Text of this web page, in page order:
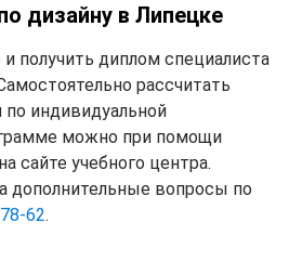
дизайну в Липецке
получить диплом специалиста
рассчитать
индивидуальной
можно при помощи
сайте учебного центра.
дополнительные вопросы по
62.